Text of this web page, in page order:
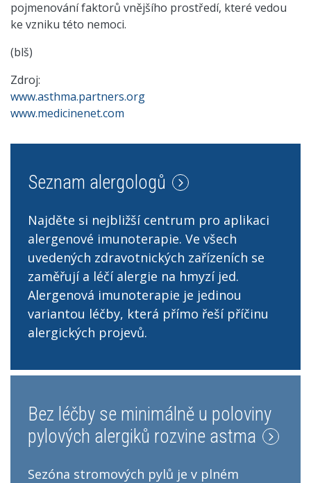
pojmenování faktorů vnějšího prostředí, které vedou
ke vzniku této nemoci.
(blš)
Zdroj:
www.asthma.partners.org
www.medicinenet.com
Seznam alergologů
Najděte si nejbližší centrum pro aplikaci
alergenové imunoterapie. Ve všech
uvedených zdravotnických zařízeních se
zaměřují a léčí alergie na hmyzí jed.
Alergenová imunoterapie je jedinou
variantou léčby, která přímo řeší příčinu
alergických projevů.
Bez léčby se minimálně u poloviny
pylových alergiků rozvine astma
Sezóna stromových pylů je v plném